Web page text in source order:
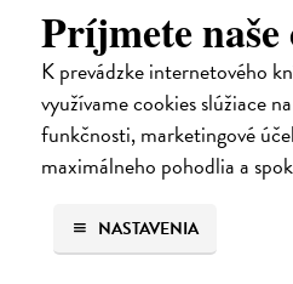
Príjmete naše
K prevádzke internetového
využívame cookies slúžiace
funkčnosti, marketingové
maximálneho pohodlia a
NASTAVENIA
Pomalost